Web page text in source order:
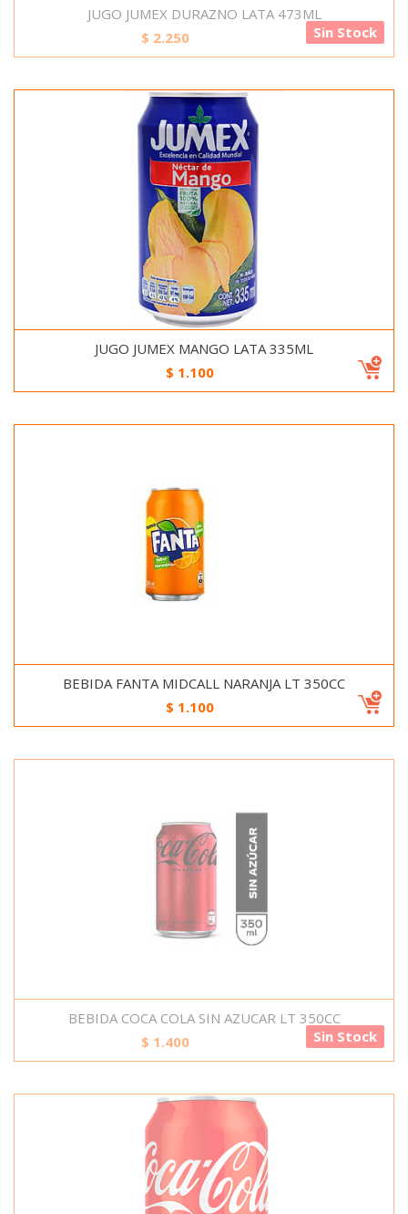
JUGO JUMEX DURAZNO LATA 473ML
$ 2.250 Sin Stock
JUGO JUMEX MANGO LATA 335ML
$ 1.100
BEBIDA FANTA MIDCALL NARANJA LT 350CC
$ 1.100
BEBIDA COCA COLA SIN AZUCAR LT 350CC
$ 1.400 Sin Stock